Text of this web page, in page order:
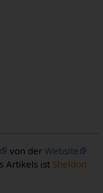
von der Website
Artikels ist Sheldon